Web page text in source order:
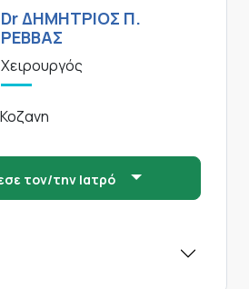
Dr ΔΗΜΗΤΡΙΟΣ Π.
ΡΕΒΒΑΣ
Χειρουργός
τον/την Ιατρό